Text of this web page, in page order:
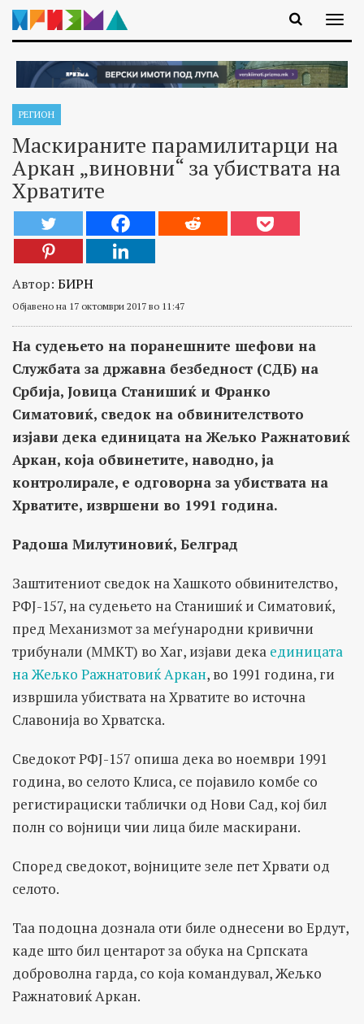
РЕГИОН
Маскираните парамилитарци на
Аркан „виновни“ за убиствата на
Хрватите
Автор: БИРН
Објавено на 17 октомври 2017 во 11:47
На судењето на поранешните шефови на
Службата за државна безбедност (СДБ) на
Србија, Јовица Станишиќ и Франко
Симатовиќ, сведок на обвинителството
изјави дека единицата на Жељко Ражнатовиќ
Аркан, која обвинетите, наводно, ја
контролирале, е одговорна за убиствата на
Хрватите, извршени во 1991 година.
Радоша Милутиновиќ, Белград
Заштитениот сведок на Хашкото обвинителство,
РФЈ-157, на судењето на Станишиќ и Симатовиќ,
пред Механизмот за меѓународни кривични
трибунали (MМКТ) во Хаг, изјави дека единицата
на Жељко Ражнатовиќ Аркан, во 1991 година, ги
извршила убиствата на Хрватите во источна
Славонија во Хрватска.
Сведокот РФЈ-157 опиша дека во ноември 1991
година, во селото Клиса, се појавило комбе со
регистирациски таблички од Нови Сад, кој бил
полн со војници чии лица биле маскирани.
Според сведокот, војниците зеле пет Хрвати од
селото.
Таа подоцна дознала оти биле однесени во Ердут,
каде што бил центарот за обука на Српската
доброволна гарда, со која командувал, Жељко
Ражнатовиќ Аркан.